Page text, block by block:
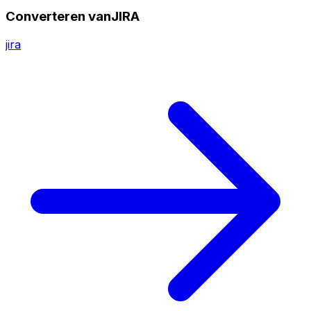
Converteren vanJIRA
jira